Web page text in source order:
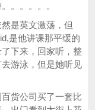
。。。。。
是英文激荡，但
是他讲课那平缓的
下来，回家听，整
游泳，但是她听见
货公司买了一套比